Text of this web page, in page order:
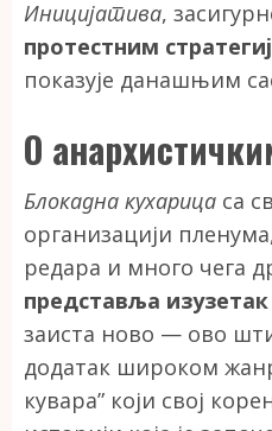
Иницијатива,
протестним
показује данашњим
О
Блокадна кухарица са
организацији
редара и много чега
представља изузетак
заиста ново — ово
додатак широком
кувара” који свој